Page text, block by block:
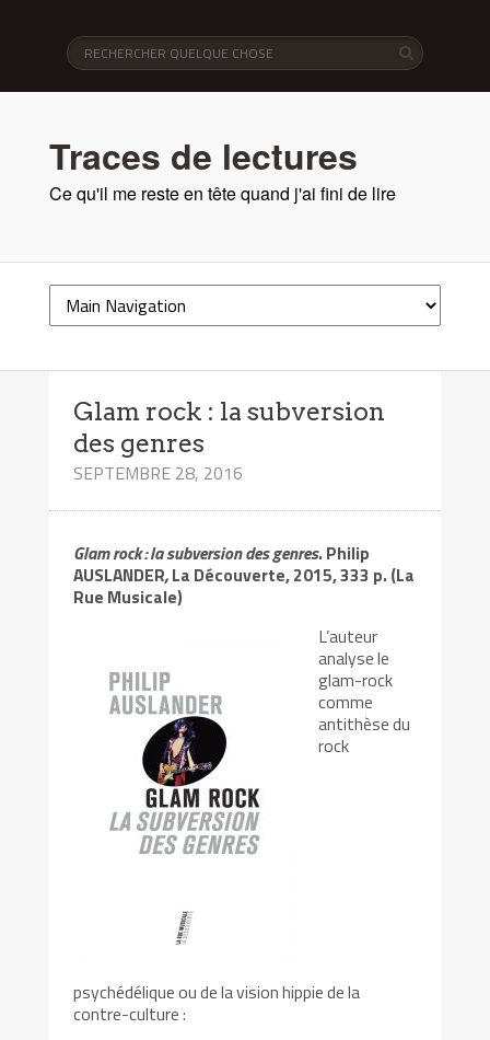
Traces de lectures
Ce qu'il me reste en tête quand j'ai fini de lire
Glam rock : la subversion
des genres
SEPTEMBRE 28, 2016
Glam rock : la subversion des genres. Philip
AUSLANDER,La Découverte, 2015, 333 p. (La
Rue Musicale)
L’auteur
analyse le
glam-rock
comme
antithèse du
rock
psychédélique ou de la vision hippie de la
contre-culture :